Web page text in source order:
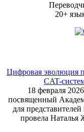
20+
Цифровая эволюция
CAT-
18 февраля
посвященный
для
провела Наталья